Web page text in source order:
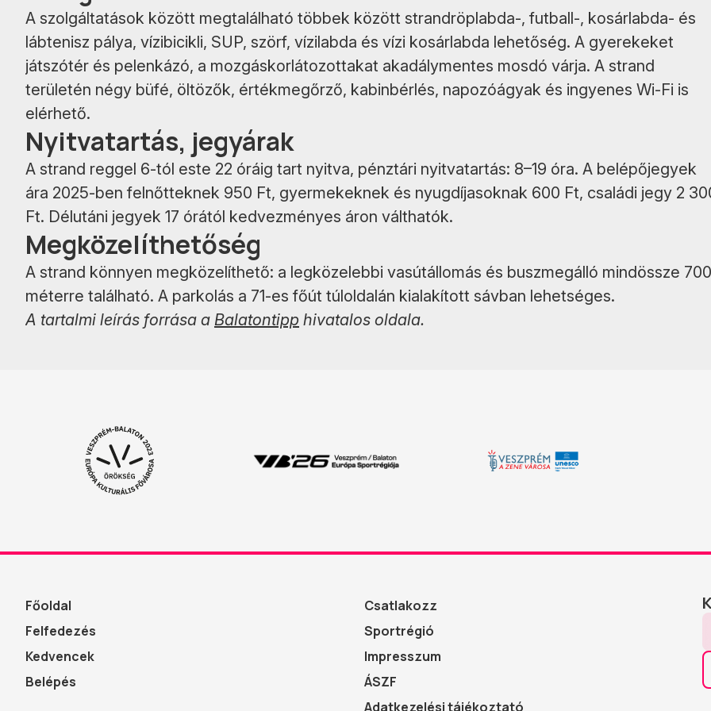
A szolgáltatások között megtalálható többek között strandröplabda-, futball-, kosárlabda- és
lábtenisz pálya, vízibicikli, SUP, szörf, vízilabda és vízi kosárlabda lehetőség. A gyerekeket
játszótér és pelenkázó, a mozgáskorlátozottakat akadálymentes mosdó várja. A strand
területén négy büfé, öltözők, értékmegőrző, kabinbérlés, napozóágyak és ingyenes Wi-Fi is
elérhető.
Nyitvatartás, jegyárak
A strand reggel 6-tól este 22 óráig tart nyitva, pénztári nyitvatartás: 8–19 óra. A belépőjegyek
ára 2025-ben felnőtteknek 950 Ft, gyermekeknek és nyugdíjasoknak 600 Ft, családi jegy 2
Ft. Délutáni jegyek 17 órától kedvezményes áron válthatók.
Megközelíthetőség
A strand könnyen megközelíthető: a legközelebbi vasútállomás és buszmegálló mindössze 700
méterre található. A parkolás a 71-es főút túloldalán kialakított sávban lehetséges.
A tartalmi leírás forrása a Balatontipp hivatalos oldala.
Főoldal
Felfedezés
Kedvencek
Belépés
Csatlakozz
Sportrégió
Impresszum
ÁSZF
Adatkezelési tájékoztató